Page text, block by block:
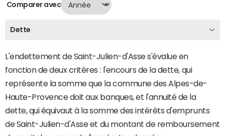
Comparer avec
Dette
L'endettement de Saint-Julien-d'Asse s'évalue en
fonction de deux critères : l'encours de la dette, qui
représente la somme que la commune des Alpes-de-
Haute-Provence doit aux banques, et l'annuité de la
dette, qui équivaut à la somme des intérêts d'emprunts
de Saint-Julien-d'Asse et du montant de remboursement